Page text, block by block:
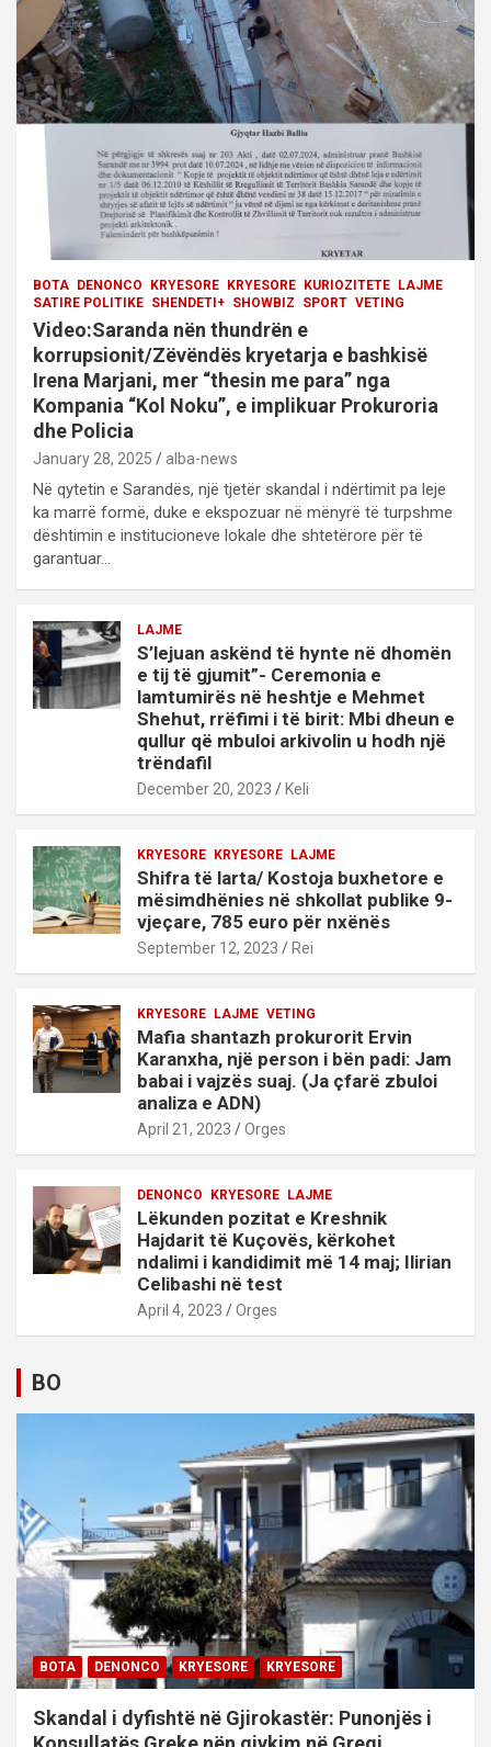
o
n
BOTA DENONCO KRYESORE KRYESORE KURIOZITETE
LAJME
SATIRE POLITIKE SHENDETI+ SHOWBIZ SPORT VETING
Video:Saranda nën thundrën e
korrupsionit/Zëvëndës kryetarja e bashkisë
Irena Marjani, mer “thesin me para” nga
Kompania “Kol Noku”, e implikuar Prokuroria
dhe Policia
January 28, 2025 alba-news
Në qytetin e Sarandës, një tjetër skandal i ndërtimit pa leje
ka marrë formë, duke e ekspozuar në mënyrë të turpshme
dështimin e institucioneve lokale dhe shtetërore për të
garantuar…
LAJME
S’lejuan askënd të hynte në dhomën
e tij të gjumit”- Ceremonia e
lamtumirës në heshtje e Mehmet
Shehut, rrëfimi i të birit: Mbi dheun e
qullur që mbuloi arkivolin u hodh një
trëndafil
December 20, 2023 Keli
KRYESORE KRYESORE LAJME
Shifra të larta/ Kostoja buxhetore e
mësimdhënies në shkollat publike 9-
vjeçare, 785 euro për nxënës
September 12, 2023 Rei
KRYESORE LAJME VETING
Mafia shantazh prokurorit Ervin
Karanxha, një person i bën padi: Jam
babai i vajzës suaj. (Ja çfarë zbuloi
analiza e ADN)
April 21, 2023 Orges
DENONCO KRYESORE LAJME
Lëkunden pozitat e Kreshnik
Hajdarit të Kuçovës, kërkohet
ndalimi i kandidimit më 14 maj; Ilirian
Celibashi në test
April 4, 2023 Orges
BO
BOTA DENONCO KRYESORE KRYESORE
Skandal i dyfishtë në Gjirokastër: Punonjës i